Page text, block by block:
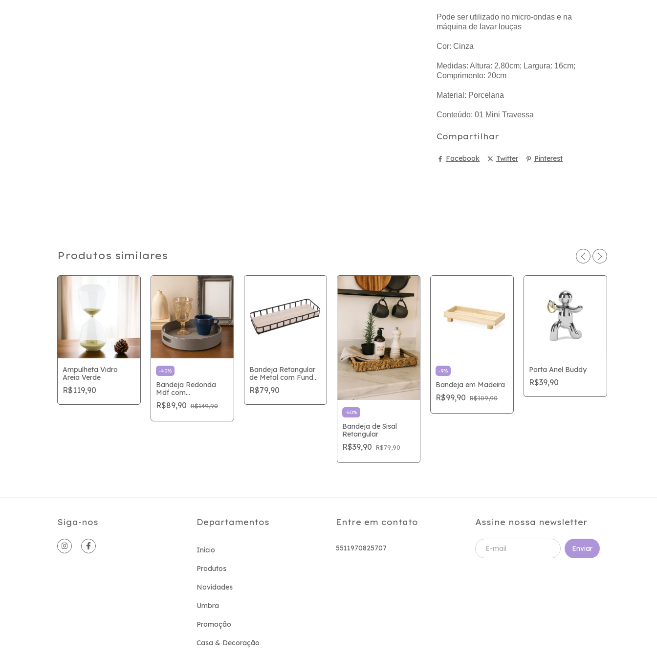
Pode ser utilizado no micro-ondas e na
máquina de lavar louças
Cor: Cinza
Medidas: Altura: 2,80cm; Largura: 16cm;
Comprimento: 20cm
Material: Porcelana
Conteúdo: 01 Mini Travessa
Compartilhar
Facebook Twitter Pinterest
Produtos similares
Ampulheta Vidro
Areia Verde
R$119,90
-40%
Bandeja Redonda
Mdf com
Revestimento Pu
Cinza 28cm
R$89,90 R$149,90
Bandeja Retangular
de Metal com Fundo
em MDF
R$79,90
-50%
Bandeja de Sisal
Retangular
R$39,90 R$79,90
-9%
Bandeja em Madeira
R$99,90 R$109,90
Porta Anel Buddy
R$39,90
Siga-nos Departamentos
Início
Produtos
Novidades
Umbra
Promoção
Casa & Decoração
Entre em contato
5511970825707
Assine nossa newsletter